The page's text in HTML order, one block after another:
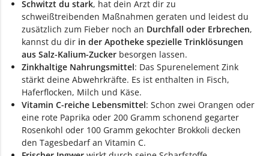
Schwitzt du stark, hat dein Arzt dir zu
schweißtreibenden Maßnahmen geraten und leidest du
zusätzlich zum Fieber noch an Durchfall oder Erbrechen,
kannst du dir in der Apotheke spezielle Trinklösungen
aus Salz-Kalium-Zucker besorgen lassen.
Zinkhaltige Nahrungsmittel: Das Spurenelement Zink
stärkt deine Abwehrkräfte. Es ist enthalten in Fisch,
Haferflocken, Milch und Käse.
Vitamin C-reiche Lebensmittel: Schon zwei Orangen oder
eine rote Paprika oder 200 Gramm schonend gegarter
Rosenkohl oder 100 Gramm gekochter Brokkoli decken
den Tagesbedarf an Vitamin C.